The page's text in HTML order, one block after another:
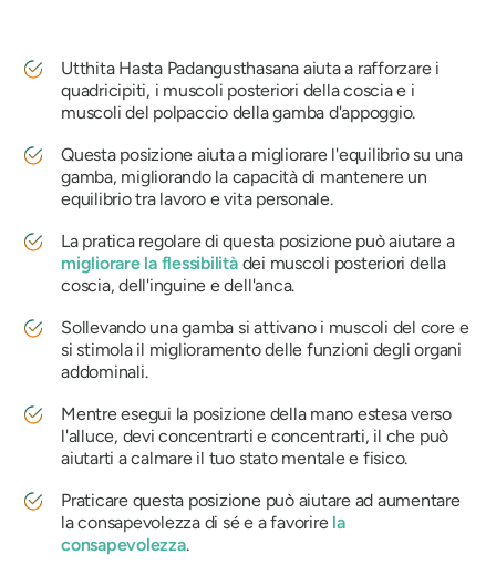
Utthita Hasta Padangusthasana aiuta a rafforzare i
quadricipiti, i muscoli posteriori della coscia e i
muscoli del polpaccio della gamba d'appoggio.
Questa posizione aiuta a migliorare l'equilibrio su una
gamba, migliorando la capacità di mantenere un
equilibrio tra lavoro e vita personale.
La pratica regolare di questa posizione può aiutare a
migliorare la flessibilitàdei muscoli posteriori della
coscia, dell'inguine e dell'anca.
Sollevando una gamba si attivano i muscoli del core e
si stimola il miglioramento delle funzioni degli organi
addominali.
Mentre esegui la posizione della mano estesa verso
l'alluce, devi concentrarti e concentrarti, il che può
aiutarti a calmare il tuo stato mentale e fisico.
Praticare questa posizione può aiutare ad aumentare
la consapevolezza di sé e a favorire la
consapevolezza.